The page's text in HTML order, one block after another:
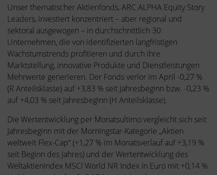
Unser thematischer Aktienfonds, ARC ALPHA Equity Story
Leaders, investiert konzentriert – aber regional und
sektoral ausgewogen – in durchschnittlich 30
Unternehmen, die von identifizierten langfristigen
Wachstumstrends profitieren und durch ihre
Marktstellung, innovative Produkte und Dienstleistungen
Mehrwerte generieren. Der Fonds verlor im April -0,27 %
(R Anteilsklasse) auf +3,83 % seit Jahresbeginn bzw. -0,23 %
auf +4,03 % seit Jahresbeginn (H Anteilsklasse).
Die Wertentwicklung per Monatsultimo vergleicht sich seit
Jahresbeginn mit der Morningstar-Kategorie „Aktien
weltweit Flex-Cap“ (+1,27 % im Monatsverlauf auf +3,19 %
seit Beginn des Jahres) und der Wertentwicklung des
Weltaktienindex MSCI World NR Index in Euro mit +0,14 %